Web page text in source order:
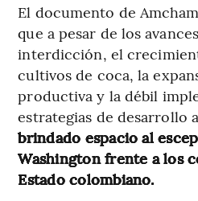
El documento de
que a pesar de los
interdicción, el
cultivos de coca, la
productiva y la débil
estrategias de desarrollo
brindado espacio al
Washington frente a los
Estado colombiano.